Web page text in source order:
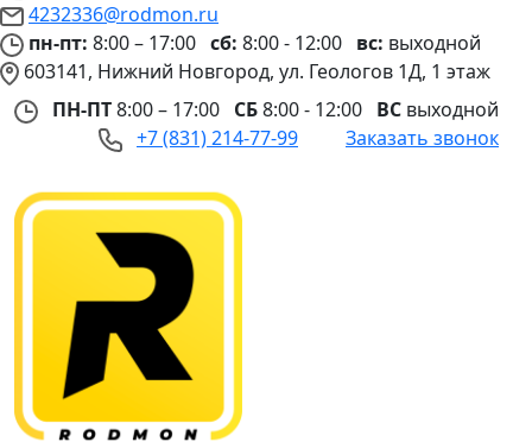
4232336@rodmon.ru
пн-пт: 8:00 – 17:00 сб: 8:00 - 12:00 вс: выходной
603141, Нижний Новгород, ул. Геологов 1Д, 1 этаж
ПН-ПТ8:00 – 17:00 СБ8:00 - 12:00 ВС выходной
+7 (831) 214-77-99
Заказать звонок